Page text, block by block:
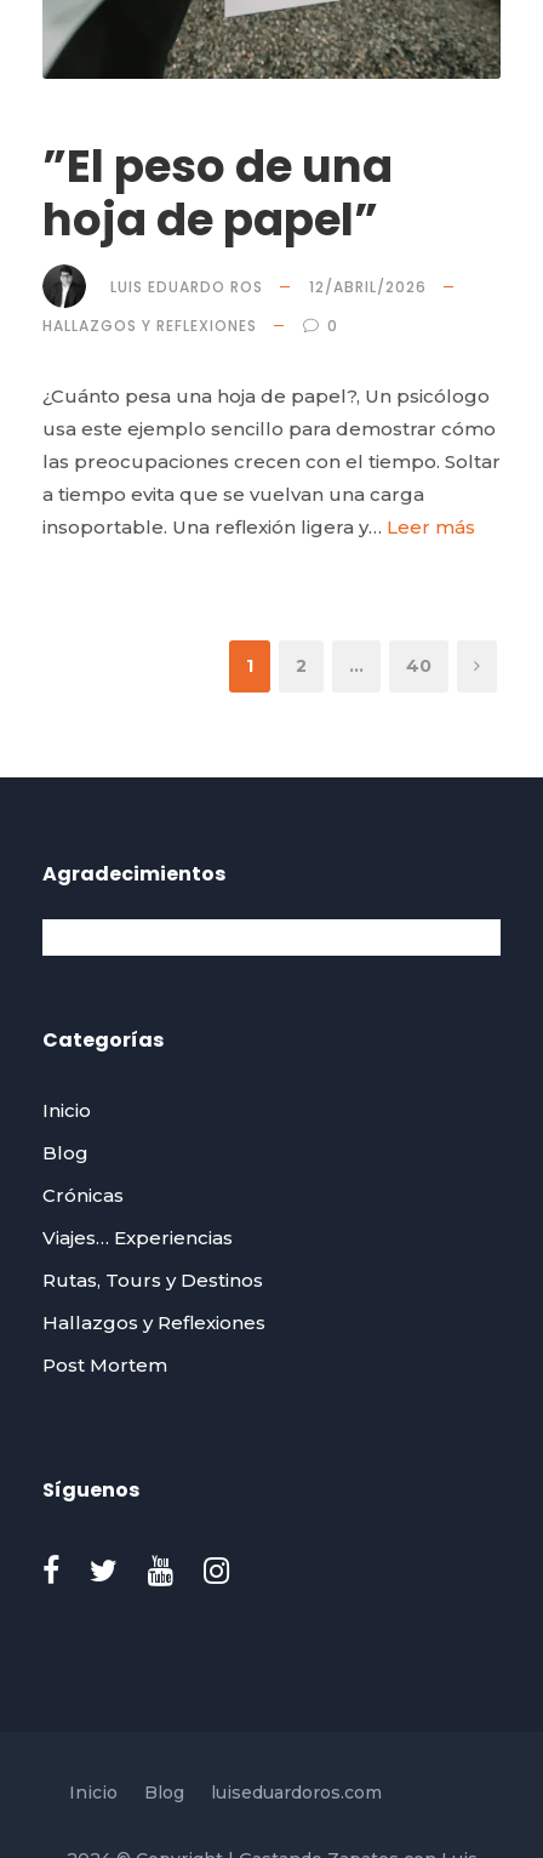
”El peso de una
hoja de papel”
LUIS EDUARDO ROS
12/ABRIL/2026
HALLAZGOS Y REFLEXIONES
0
¿Cuánto pesa una hoja de papel?, Un psicólogo
usa este ejemplo sencillo para demostrar cómo
las preocupaciones crecen con el tiempo. Soltar
a tiempo evita que se vuelvan una carga
insoportable. Una reflexión ligera y… Leer más
1 2 … 40
Agradecimientos
Categorías
Inicio
Blog
Crónicas
Viajes… Experiencias
Rutas, Tours y Destinos
Hallazgos y Reflexiones
Post Mortem
Síguenos
Inicio Blog luiseduardoros.com